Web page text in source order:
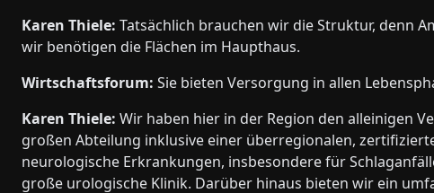
Karen Thiele: Tatsächlich brauchen wir die Struktur, denn
wir benötigen die Flächen im Haupthaus.
Wirtschaftsforum: Sie bieten Versorgung in allen
Karen Thiele: Wir haben hier in der Region den alleinigen
großen Abteilung inklusive einer überregionalen,
neurologische Erkrankungen, insbesondere für
große urologische Klinik. Darüber hinaus bieten wir ein